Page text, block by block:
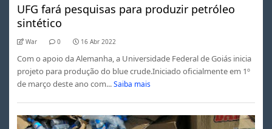
UFG fará pesquisas para produzir petróleo
sintético
War 0 16 Abr 2022
Com o apoio da Alemanha, a Universidade Federal de Goiás inicia
projeto para produção do blue crude.Iniciado oficialmente em 1º
de março deste ano com... Saiba mais